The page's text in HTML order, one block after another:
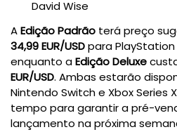
David Wise
AEdição Padrão terá preço
34,99 EUR/USDpara
enquanto aEdição Deluxe
EUR/USD. Ambas estarão
Nintendo Switch e Xbox Series
tempo para garantir a pré-
lançamento na próxima